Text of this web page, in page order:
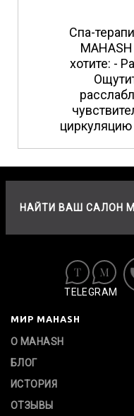
Спа-
хотите: -
циркуляцию
НАЙТИ ВАШ САЛОН
TELEGRAM
МИР MAHASH
О MAHASH
БЛОГ
ИСТОРИЯ
ОТЗЫВЫ